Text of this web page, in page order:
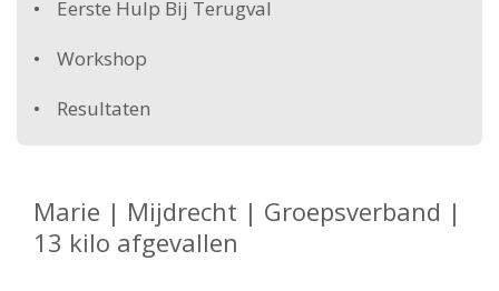
Eerste Hulp Bij Terugval
Workshop
Resultaten
Marie | Mijdrecht | Groepsverband |
13 kilo afgevallen